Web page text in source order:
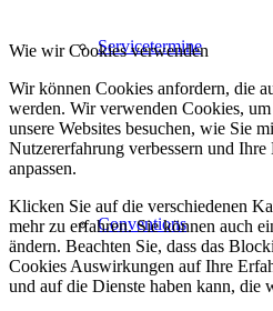
Servicetermine
Conventions
Wie wir Cookies verwenden
Wir können Cookies anfordern, die
werden. Wir verwenden Cookies,
unsere Websites besuchen, wie Sie
Nutzererfahrung verbessern und
anpassen.
Klicken Sie auf die verschiedenen
mehr zu erfahren. Sie können auch
ändern. Beachten Sie, dass das
Cookies Auswirkungen auf Ihre
und auf die Dienste haben kann, die